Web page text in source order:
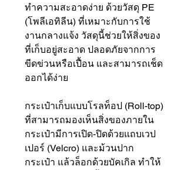
ทำความสะอาดง่าย ด้วยวัสดุ PE
(โพลีเอทิลีน) ที่เหมาะกับการใช้
งานกลางแจ้ง วัสดุนี้ช่วยให้สิ่งของ
ที่เก็บอยู่สะอาด ปลอดภัยจากการ
ขีดข่วนหรือเปื้อน และสามารถเช็ด
ออกได้ง่าย
กระเป๋าเก็บแบบโรลท็อป (Roll-top)
ที่สามารถมองเห็นสิ่งของภายใน
กระเป๋ามีการเปิด-ปิดด้วยแถบเวป
เปอร์ (Velcro) และม้วนปาก
กระเป๋า แล้วล็อกด้วยบัคเกิล ทำให้